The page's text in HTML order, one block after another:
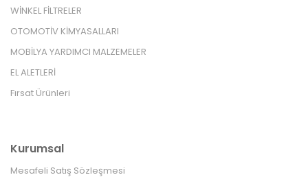
WİNKEL FİLTRELER
OTOMOTİV KİMYASALLARI
MOBİLYA YARDIMCI MALZEMELER
EL ALETLERİ
Fırsat Ürünleri
Kurumsal
Mesafeli Satış Sözleşmesi